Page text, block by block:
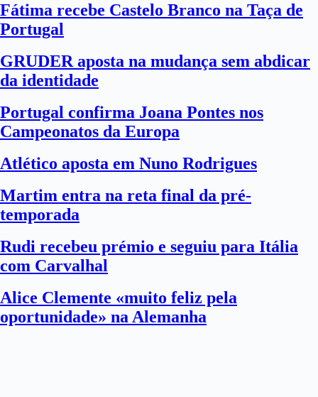
Fátima recebe Castelo Branco na Taça de
Portugal
GRUDER aposta na mudança sem abdicar
da identidade
Portugal confirma Joana Pontes nos
Campeonatos da Europa
Atlético aposta em Nuno Rodrigues
Martim entra na reta final da pré-
temporada
Rudi recebeu prémio e seguiu para Itália
com Carvalhal
Alice Clemente «muito feliz pela
oportunidade» na Alemanha